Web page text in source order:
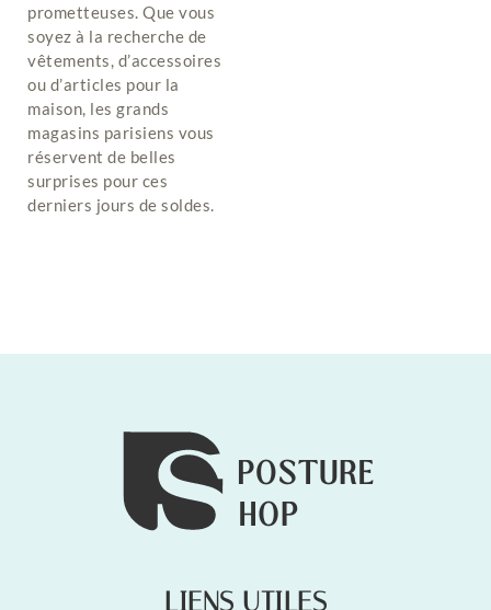
prometteuses. Que vous
soyez à la recherche de
vêtements, d’accessoires
ou d’articles pour la
maison, les grands
magasins parisiens vous
réservent de belles
surprises pour ces
derniers jours de soldes.
LIENS UTILES